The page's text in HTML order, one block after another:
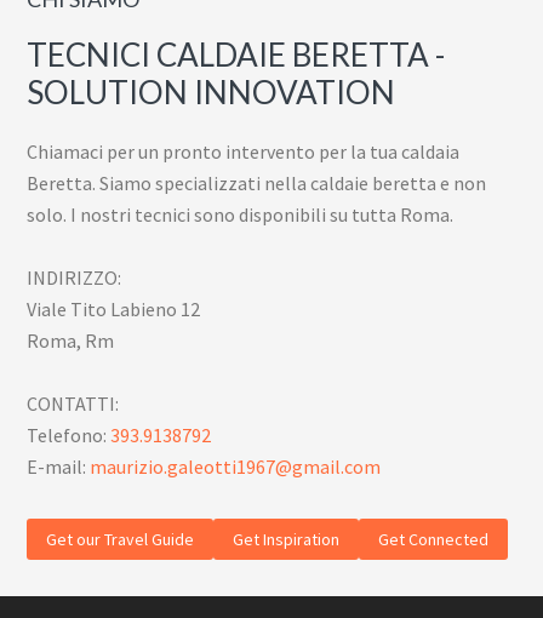
TECNICI CALDAIE BERETTA -
SOLUTION INNOVATION
Chiamaci per un pronto intervento per la tua caldaia
Beretta. Siamo specializzati nella caldaie beretta e non
solo. I nostri tecnici sono disponibili su tutta Roma.
INDIRIZZO:
Viale Tito Labieno 12
Roma, Rm
CONTATTI:
Telefono:393.9138792
E-mail: maurizio.galeotti1967@gmail.com
Get our Travel Guide Get Inspiration Get Connected